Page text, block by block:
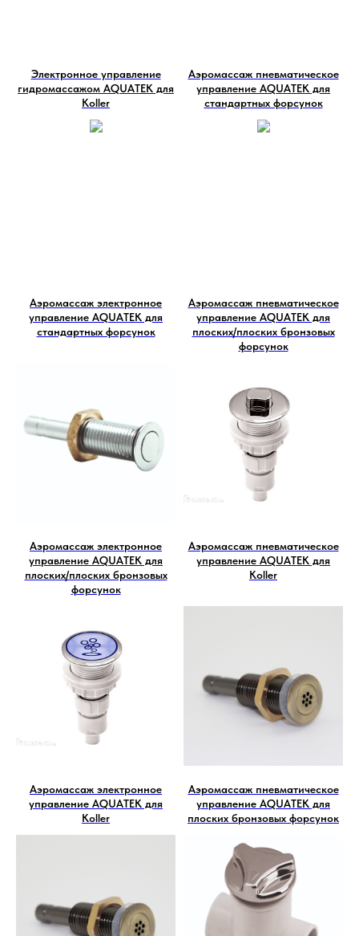
Электронное управление
гидромассажом AQUATEK для
Koller
Аэромассаж пневматическое
управление AQUATEK для
стандартных форсунок
Аэромассаж электронное
управление AQUATEK для
стандартных форсунок
Аэромассаж пневматическое
управление AQUATEK для
плоских/плоских бронзовых
форсунок
Аэромассаж электронное
управление AQUATEK для
плоских/плоских бронзовых
форсунок
Аэромассаж пневматическое
управление AQUATEK для
Koller
Аэромассаж электронное
управление AQUATEK для
Koller
Аэромассаж пневматическое
управление AQUATEK для
плоских бронзовых форсунок